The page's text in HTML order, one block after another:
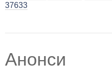
37633
Анонси